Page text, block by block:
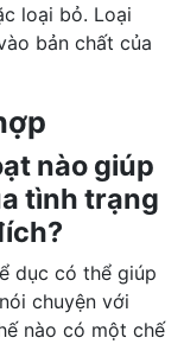
loại bỏ. Loại
bản chất của
nào giúp
tình trạng
dục có thể giúp
chuyện với
nào có một chế